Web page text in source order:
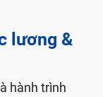
lương &
hành trình